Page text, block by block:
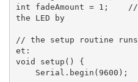
int fadeAmount = 1;    //
the LED by
// the setup routine runs
et:
void setup() {